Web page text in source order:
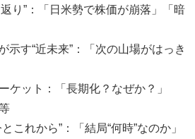
り”：「日米勢で株価が崩落」「暗
す“近未来”：「次の山場がはっき
ット：「長期化？なぜか？」
これから”：「結局“何時”なのか」